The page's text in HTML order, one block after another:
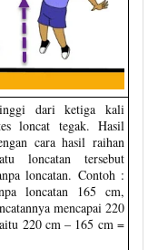
dari ketiga kali
loncat tegak. Hasil
cara hasil raihan
loncatan tersebut
loncatan. Contoh :
loncatan 165 cm,
mencapai 220
220 cm – 165 cm =